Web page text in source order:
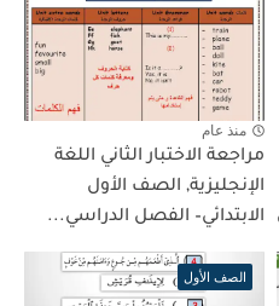
منذ عام
مراجعة الاختبار الثاني اللغة
الإنجليزية, الصف الأول
الابتدائي– الفصل الدراسي...
الصف الأول